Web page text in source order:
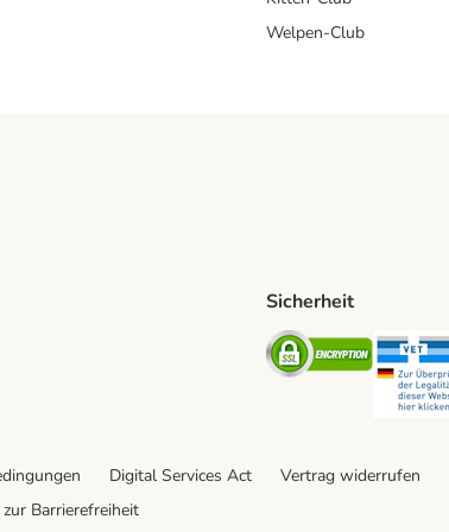
Welpen-Club
Post Shipping Method
Sicherheit
Security
Digital Services Act Vertrag widerrufen
Barrierefreiheit